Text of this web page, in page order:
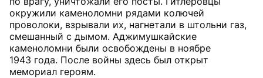
окружили каменоломни рядами колючей
проволоки, взрывали их, нагнетали в штольни газ,
смешанный с дымом. Аджимушкайские
каменоломни были освобождены в ноябре
1943 года. После войны здесь был открыт
мемориал героям.